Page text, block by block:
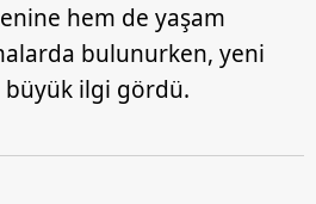
hem de yaşam
bulunurken, yeni
ilgi gördü.